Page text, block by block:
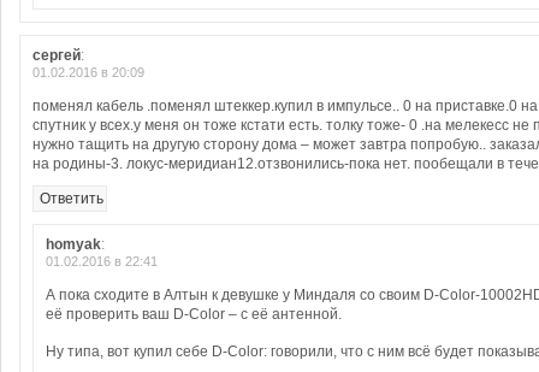
сергей:
01.02.2016 в 20:09
поменял кабель .поменял штеккер.купил в импульсе.. 0 на приставке.0
спутник у всех.у меня он тоже кстати есть. толку тоже- 0 .на мелекесс не
нужно тащить на другую сторону дома – может завтра попробую..
на родины-3. локус-меридиан12.отзвонились-пока нет. пообещали в
Ответить
homyak:
01.02.2016 в 22:41
А пока сходите в Алтын к девушке у Миндаля со своим D-Color-
её проверить ваш D-Color – с её антенной.
Ну типа, вот купил себе D-Color: говорили, что с ним всё будет